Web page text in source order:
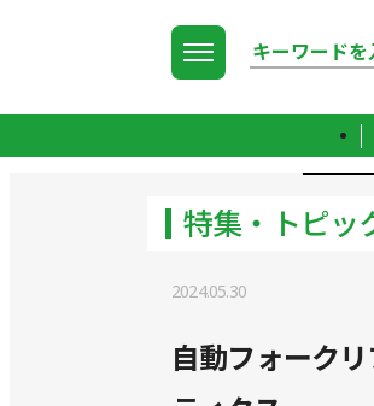
特集・トピッ
2024.05.30
自動フォーク